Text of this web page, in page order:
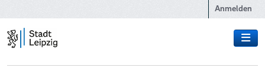
Anmelden